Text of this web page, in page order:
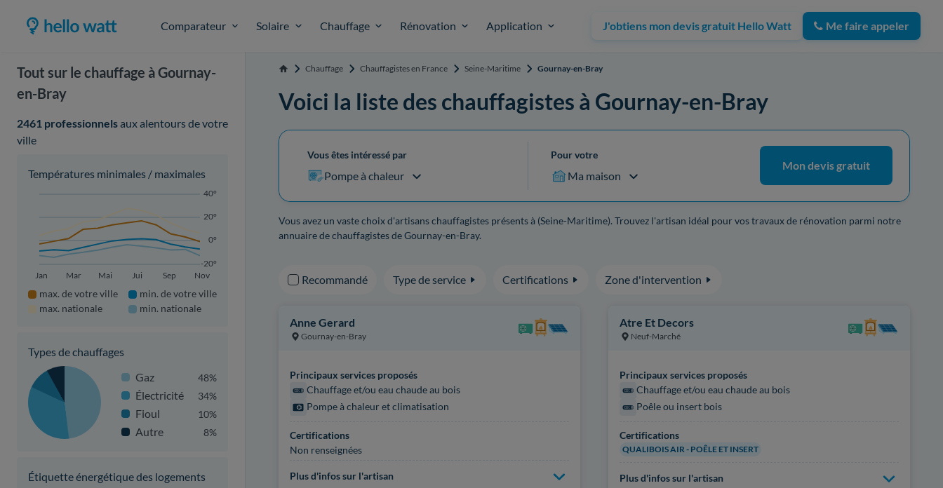
Comparateur Solaire Chauffage Rénovation Application J'obtiens mon devis gratuit Hello Watt Me faire appeler
Tout sur le chauffage à Gournay-
en-Bray
2461 professionnelsaux alentours de votre
ville
Températures minimales / maximales
-20°
0°
20°
40°
Jan Mar Mai Jui Sep Nov
max. de votre ville
max. nationale
min. de votre ville
min. nationale
Types de chauffages
Gaz
48%
Électricité 34%
Fioul 10%
Autre 8%
Étiquette énergétique des logements
Accueil Chauffage Chauffagistes en France Seine-Maritime Gournay-en-Bray
Voici la liste des chauffagistes à Gournay-en-Bray
Vous êtes intéressé par
Pompe à chaleur
Pour votre
Ma maison
Mon devis gratuit
Vous avez un vaste choix d'artisans chauffagistes présents à (Seine-Maritime). Trouvez l'artisan idéal pour vos travaux de rénovation parmi notre
annuaire de chauffagistes de Gournay-en-Bray.
Recommandé Type de service Certifications Zone d'intervention
Anne Gerard
Gournay-en-Bray
Principaux services proposés
Chauffage et/ou eau chaude au bois
Pompe à chaleur et climatisation
Certifications
Non renseignées
Plus d'infos sur l'artisan
Atre Et Decors
Neuf-Marché
Principaux services proposés
Chauffage et/ou eau chaude au bois
Poêle ou insert bois
Certifications
QUALIBOIS AIR - POÊLE ET INSERT
Plus d'infos sur l'artisan